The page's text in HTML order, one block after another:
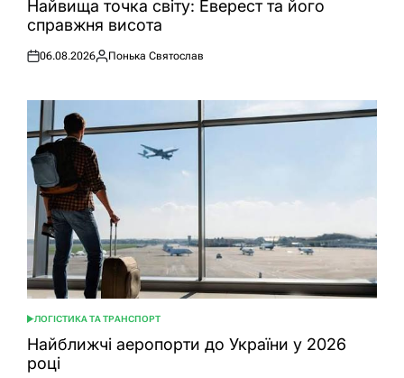
Найвища точка світу: Еверест та його
справжня висота
Оприлюднено
06.08.2026
Опубліковано
Понька Святослав
ОПУБЛІКУВАТИ
У
ЛОГІСТИКА ТА ТРАНСПОРТ
Найближчі аеропорти до України у 2026
році